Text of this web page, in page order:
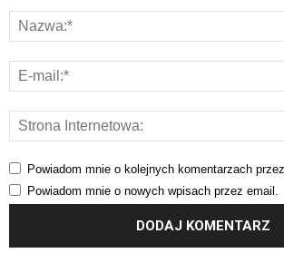
Powiadom mnie o kolejnych komentarzach
Powiadom mnie o nowych wpisach przez email.